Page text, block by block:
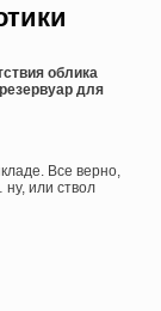
облика
для
Все верно,
ну, или ствол